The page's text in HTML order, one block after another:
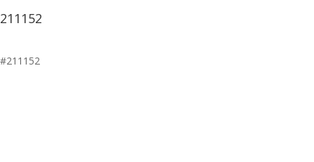
211152
#211152